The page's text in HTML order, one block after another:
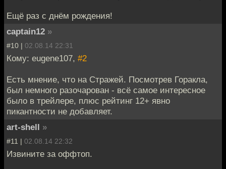
Ещё раз с днём рождения!
captain12 »
#10 | 02.08.14 22:31
Кому: eugene107, #2
Есть мнение, что на Стражей. Посмотрев Горакла,
был немного разочарован - всё самое интересное
было в трейлере, плюс рейтинг 12+ явно
пикантности не добавляет.
art-shell »
#11 | 02.08.14 22:32
Извините за оффтоп.